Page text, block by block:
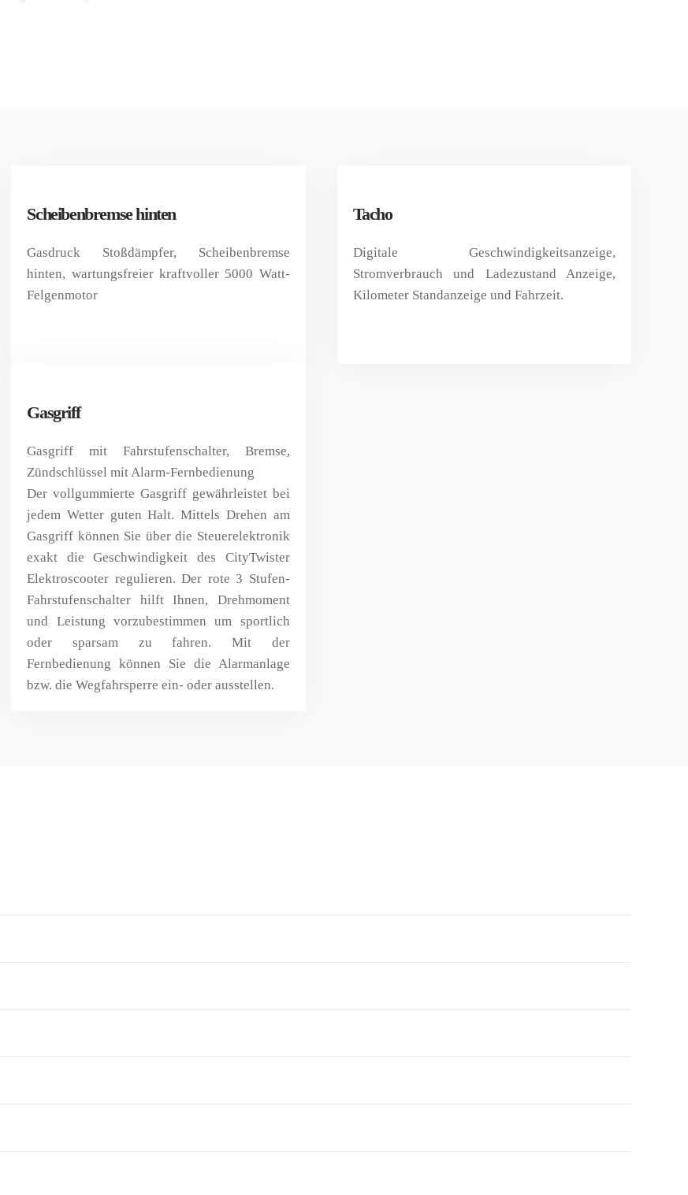
Scheibenbremse hinten
Gasdruck Stoßdämpfer, Scheibenbremse
hinten, wartungsfreier kraftvoller 5000 Watt-
Felgenmotor
Tacho
Digitale Geschwindigkeitsanzeige,
Stromverbrauch und Ladezustand Anzeige,
Kilometer Standanzeige und Fahrzeit.
Gasgriff
Gasgriff mit Fahrstufenschalter, Bremse,
Zündschlüssel mit Alarm-Fernbedienung
Der vollgummierte Gasgriff gewährleistet bei
jedem Wetter guten Halt. Mittels Drehen am
Gasgriff können Sie über die Steuerelektronik
exakt die Geschwindigkeit des CityTwister
Elektroscooter regulieren. Der rote 3 Stufen-
Fahrstufenschalter hilft Ihnen, Drehmoment
und Leistung vorzubestimmen um sportlich
oder sparsam zu fahren. Mit der
Fernbedienung können Sie die Alarmanlage
bzw. die Wegfahrsperre ein- oder ausstellen.